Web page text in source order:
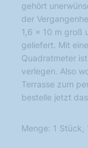
gehört
der
1,6 x 10 m groß
geliefert. Mit
Quadratmeter
verlegen. Also
Terrasse zum
bestelle jetzt
Menge: 1 Stück,